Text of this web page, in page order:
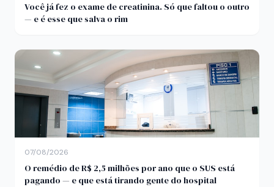
Você já fez o exame de creatinina. Só que faltou o outro
— e é esse que salva o rim
07/08/2026
O remédio de R$ 2,5 milhões por ano que o SUS está
pagando — e que está tirando gente do hospital